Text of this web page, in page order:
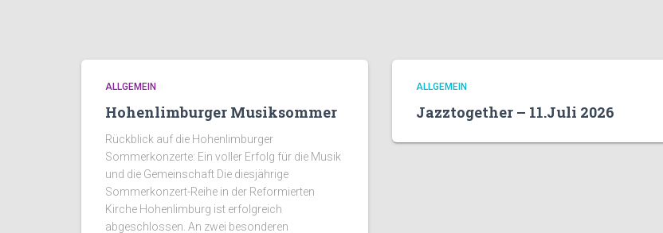
ALLGEMEIN
Hohenlimburger Musiksommer
Rückblick auf die Hohenlimburger
Sommerkonzerte: Ein voller Erfolg für die Musik
und die Gemeinschaft Die diesjährige
Sommerkonzert-Reihe in der Reformierten
Kirche Hohenlimburg ist erfolgreich
abgeschlossen. An zwei besonderen
ALLGEMEIN
Jazztogether – 11.Juli 2026